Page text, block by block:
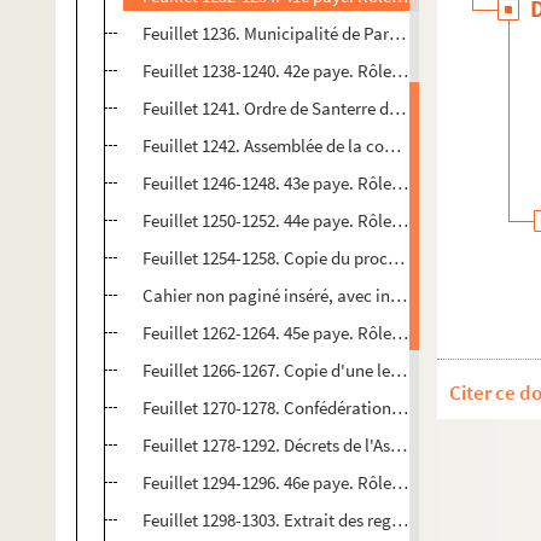
Feuillet 1236. Municipalité de Paris. Département des
Feuillet 1238-1240. 42e paye. Rôle des opérations
Feuillet 1241. Ordre de Santerre de faire figurer Cotte
Feuillet 1242. Assemblée de la commune de Saint-
Feuillet 1246-1248. 43e paye. Rôle des opérations
Feuillet 1250-1252. 44e paye. Rôle des opérations
Feuillet 1254-1258. Copie du procès-verbal qui m'a
Cahier non paginé inséré, avec indication au crayon :
Feuillet 1262-1264. 45e paye. Rôle des opérations
Feuillet 1266-1267. Copie d'une lettre de Périchout à
Feuillet 1270-1278. Confédération nationale. Adresse
Feuillet 1278-1292. Décrets de l'Assemblée
Feuillet 1294-1296. 46e paye. Rôle des opérations
Feuillet 1298-1303. Extrait des registres du comité de
Citer ce